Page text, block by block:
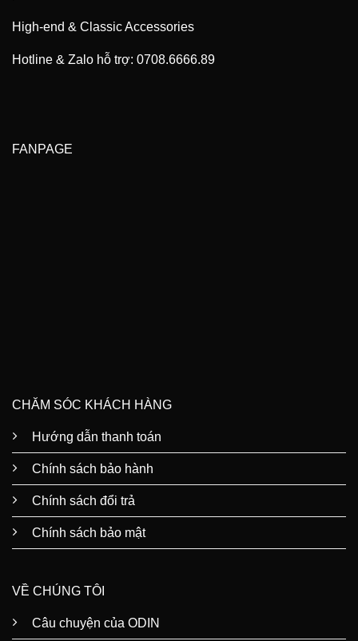
High-end & Classic Accessories
Hotline & Zalo hỗ trợ: 0708.6666.89
CHĂM SÓC KHÁCH HÀNG
Hướng dẫn thanh toán
Chính sách bảo hành
Chính sách đổi trả
Chính sách bảo mật
VỀ CHÚNG TÔI
Câu chuyện của ODIN
FANPAGE